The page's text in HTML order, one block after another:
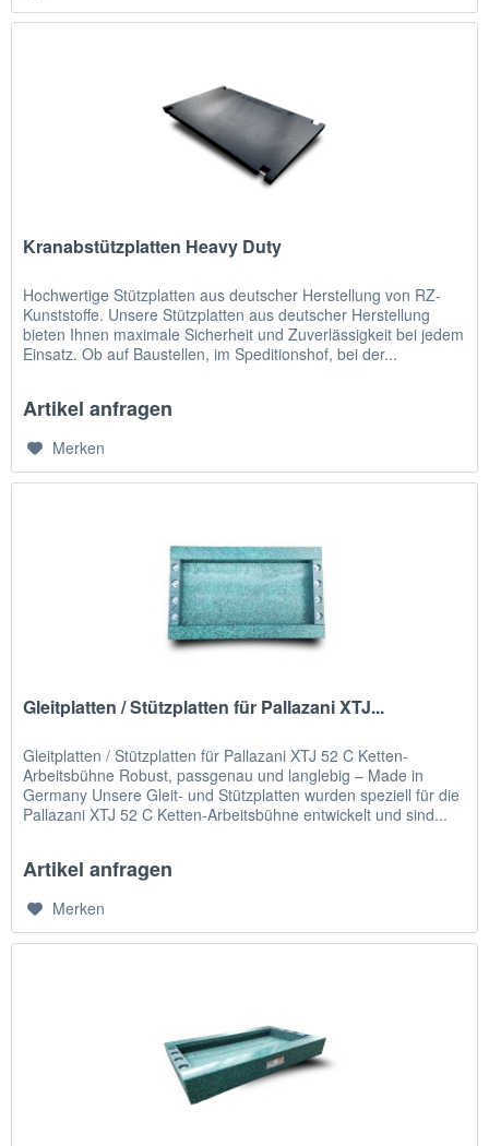
Kranabstützplatten Heavy Duty
Hochwertige Stützplatten aus deutscher Herstellung von RZ-
Kunststoffe. Unsere Stützplatten aus deutscher Herstellung
bieten Ihnen maximale Sicherheit und Zuverlässigkeit bei jedem
Einsatz. Ob auf Baustellen, im Speditionshof, bei der...
Artikel anfragen
Merken
Gleitplatten / Stützplatten für Pallazani XTJ...
Gleitplatten / Stützplatten für Pallazani XTJ 52 C Ketten-
Arbeitsbühne Robust, passgenau und langlebig – Made in
Germany Unsere Gleit- und Stützplatten wurden speziell für die
Pallazani XTJ 52 C Ketten-Arbeitsbühne entwickelt und sind...
Artikel anfragen
Merken